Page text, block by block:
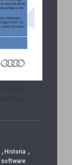
, Historia ,
software